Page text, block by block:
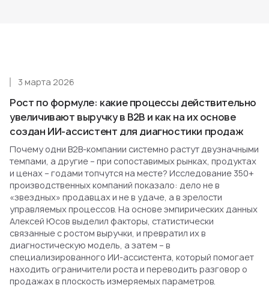
Рост по формуле: какие процессы действительно
увеличивают выручку в B2B и как на их основе
создан ИИ-ассистент для диагностики продаж
3 марта 2026
Почему одни B2B-компании системно растут двузначными
темпами, а другие – при сопоставимых рынках, продуктах
и ценах – годами топчутся на месте? Исследование 350+
производственных компаний показало: дело не в
«звездных» продавцах и не в удаче, а в зрелости
управляемых процессов. На основе эмпирических данных
Алексей Юсов выделил факторы, статистически
связанные с ростом выручки, и превратил их в
диагностическую модель, а затем – в
специализированного ИИ-ассистента, который помогает
находить ограничители роста и переводить разговор о
продажах в плоскость измеряемых параметров.